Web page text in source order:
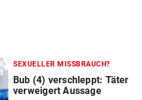
SEXUELLER MISSBRAUCH?
Bub (4) verschleppt: Täter
verweigert Aussage